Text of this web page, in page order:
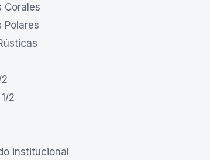
Corales
Polares
2
institucional